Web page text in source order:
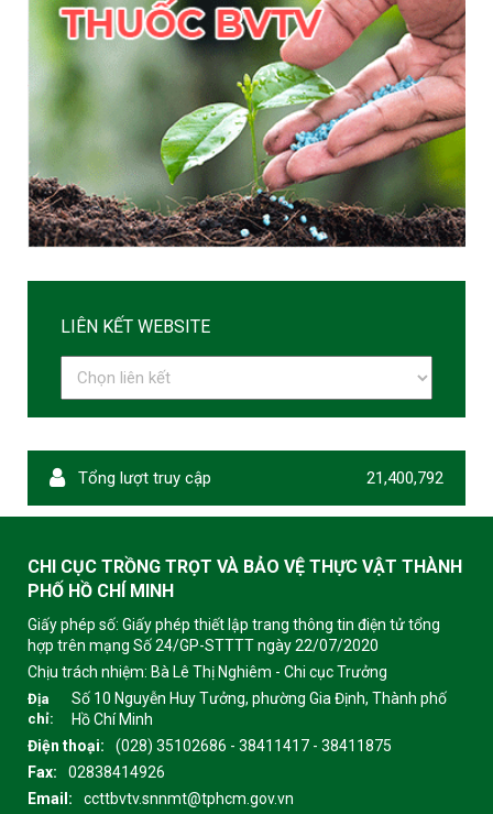
LIÊN KẾT WEBSITE
Tổng lượt truy cập 21,400,792
CHI CỤC TRỒNG TRỌT VÀ BẢO VỆ THỰC VẬT THÀNH
PHỐ HỒ CHÍ MINH
Giấy phép số: Giấy phép thiết lập trang thông tin điện tử tổng
hợp trên mạng Số 24/GP-STTTT ngày 22/07/2020
Chịu trách nhiệm: Bà Lê Thị Nghiêm - Chi cục Trưởng
Địa
chỉ:
Số 10 Nguyễn Huy Tưởng, phường Gia Định, Thành phố
Hồ Chí Minh
Điện thoại:
(028) 35102686 - 38411417 - 38411875
Fax:
02838414926
Email:
ccttbvtv.snnmt@tphcm.gov.vn